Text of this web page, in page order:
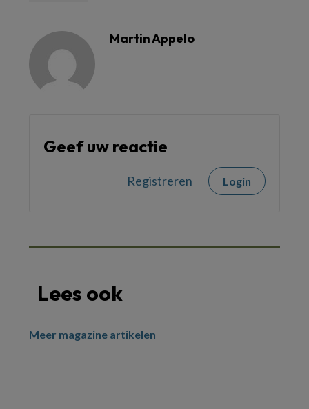
Martin Appelo
Geef uw reactie
Registreren Login
Lees ook
Meer magazine artikelen